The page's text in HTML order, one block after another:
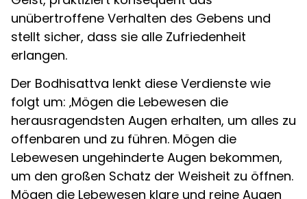
unübertroffene Verhalten des Gebens und
stellt sicher, dass sie alle Zufriedenheit
erlangen.
Der Bodhisattva lenkt diese Verdienste wie
folgt um: ‚Mögen die Lebewesen die
herausragendsten Augen erhalten, um alles zu
offenbaren und zu führen. Mögen die
Lebewesen ungehinderte Augen bekommen,
um den großen Schatz der Weisheit zu öffnen.
Mögen die Lebewesen klare und reine Augen